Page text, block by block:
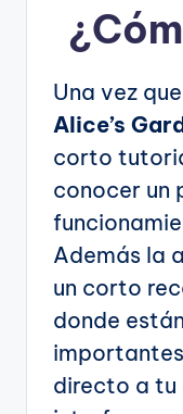
Una vez
Alice’s
corto
conocer un
Además la
un corto
donde
directo a tu